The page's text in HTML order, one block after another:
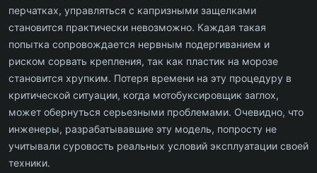
перчатках, управляться с капризными защелками
становится практически невозможно. Каждая такая
попытка сопровождается нервным подергиванием и
риском сорвать крепления, так как пластик на морозе
становится хрупким. Потеря времени на эту процедуру в
критической ситуации, когда мотобуксировщик заглох,
может обернуться серьезными проблемами. Очевидно, что
инженеры, разрабатывавшие эту модель, попросту не
учитывали суровость реальных условий эксплуатации своей
техники.